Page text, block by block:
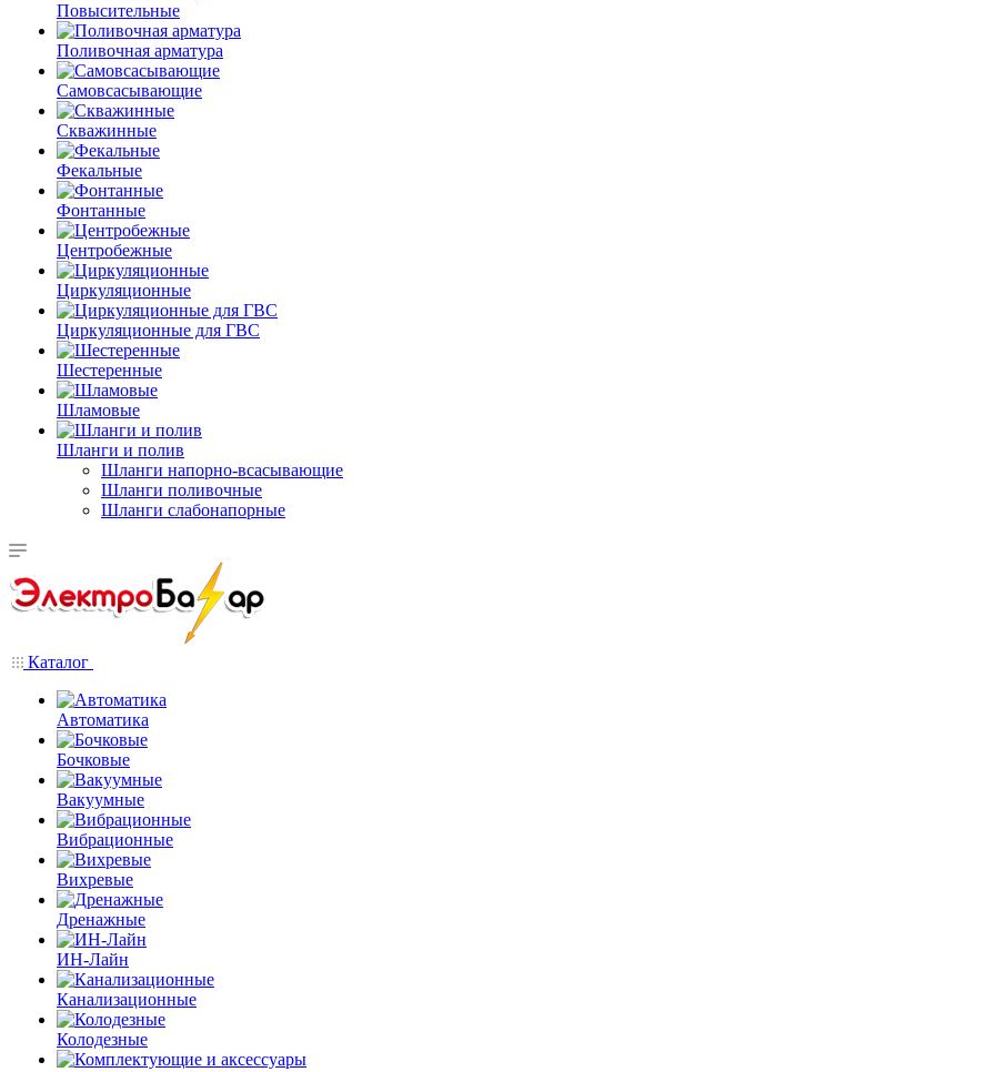
Повысительные
Поливочная арматура
Самовсасывающие
Скважинные
Фекальные
Фонтанные
Центробежные
Циркуляционные
Циркуляционные для ГВС
Шестеренные
Шламовые
Шланги и полив
Шланги напорно-всасывающие
Шланги поливочные
Шланги слабонапорные
Каталог
Автоматика
Бочковые
Вакуумные
Вибрационные
Вихревые
Дренажные
ИН-Лайн
Канализационные
Колодезные